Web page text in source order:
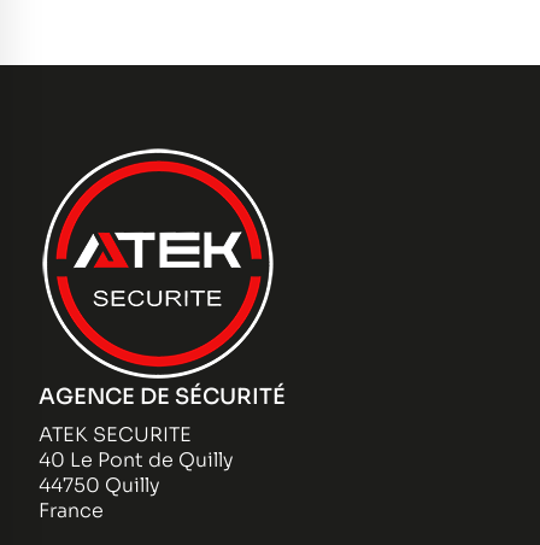
AGENCE DE SÉCURITÉ
ATEK SECURITE
40 Le Pont de Quilly
44750 Quilly
France